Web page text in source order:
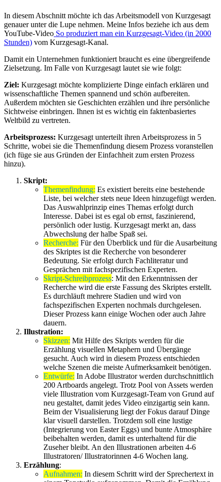
In diesem Abschnitt möchte ich das Arbeitsmodell von Kurzgesagt
genauer unter die Lupe nehmen. Meine Infos beziehe ich aus dem
YouTube-Video So produziert man ein Kurzgesagt-Video (in 2000
Stunden) vom Kurzgesagt-Kanal.
Damit ein Unternehmen funktioniert braucht es eine übergreifende
Zielsetzung. Im Falle von Kurzgesagt lautet sie wie folgt:
Ziel: Kurzgesagt möchte komplizierte Dinge einfach erklären und
wissenschaftliche Themen spannend und schön aufbereiten.
Außerdem möchten sie Geschichten erzählen und ihre persönliche
Sichtweise einbringen. Ihnen ist es wichtig ein faktenbasiertes
Weltbild zu vertreten.
Arbeitsprozess: Kurzgesagt unterteilt ihren Arbeitsprozess in 5
Schritte, wobei sie die Themenfindung diesem Prozess voranstellen
(ich füge sie aus Gründen der Einfachheit zum ersten Prozess
hinzu).
Skript:
Themenfindung: Es existiert bereits eine bestehende
Liste, bei welcher stets neue Ideen hinzugefügt werden.
Das Auswahlprinzip eines Themas erfolgt durch
Interesse. Dabei ist es egal ob ernst, faszinierend,
persönlich oder lustig. Kurzgesagt merkt an, dass
Abwechslung der halbe Spaß sei.
Recherche: Für den Überblick und für die Ausarbeitung
des Skriptes ist die Recherche von besonderer
Bedeutung. Sie erfolgt durch Fachliteratur und
Gesprächen mit fachspezifischen Experten.
Skript-Schreibprozess: Mit den Erkenntnissen der
Recherche wird die erste Fassung des Skriptes erstellt.
Es durchläuft mehrere Stadien und wird von
fachspezifischen Experten nochmals durchgelesen.
Dieser Prozess kann einige Wochen oder auch Jahre
dauern.
Illustration:
Skizzen: Mit Hilfe des Skripts werden für die
Erzählung visuellen Metaphern und Übergänge
gesucht. Auch wird in diesem Prozess entschieden
welche Szenen die meiste Aufmerksamkeit benötigen.
Entwürfe: In Adobe Illustrator werden durchschnittlich
200 Artboards angelegt. Trotz Pool von Assets werden
viele Illustration vom Kurzgesagt-Team von Grund auf
neu gestaltet, damit jedes Video einzigartig sein kann.
Beim der Visualisierung liegt der Fokus darauf Dinge
klar visuell darstellen. Trotzdem soll eine lustige
(Integrierung von Easter Eggs) und bunte Atmosphäre
beibehalten werden, damit es unterhaltend für die
Zuseher bleibt. An den Illustrationen arbeiten 4-6
Illustratoren/ Illustratorinnen 4-6 Wochen lang.
Erzählung:
Aufnahmen: In diesem Schritt wird der Sprechertext in